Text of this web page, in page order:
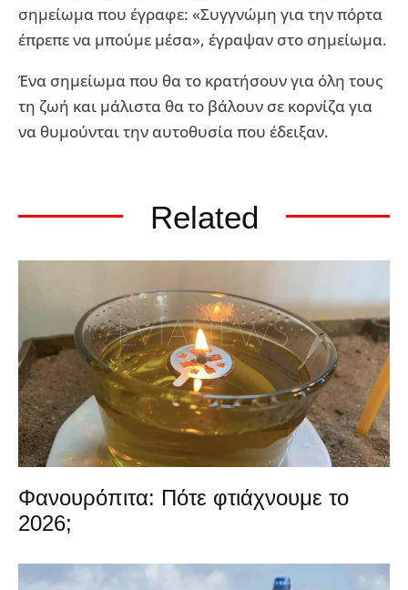
σημείωμα που έγραφε: «Συγγνώμη για την πόρτα
έπρεπε να μπούμε μέσα», έγραψαν στο σημείωμα.
Ένα σημείωμα που θα το κρατήσουν για όλη τους
τη ζωή και μάλιστα θα το βάλουν σε κορνίζα για
να θυμούνται την αυτοθυσία που έδειξαν.
Related
Φανουρόπιτα: Πότε φτιάχνουμε το
2026;